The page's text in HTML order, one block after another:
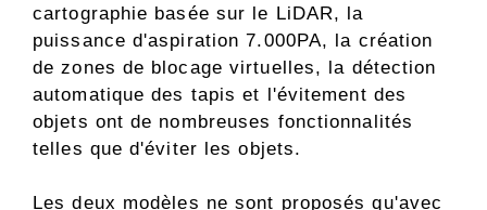
cartographie basée sur le LiDAR, la
puissance d'aspiration 7.000PA, la création
de zones de blocage virtuelles, la détection
automatique des tapis et l'évitement des
objets ont de nombreuses fonctionnalités
telles que d'éviter les objets.
Les deux modèles ne sont proposés qu'avec